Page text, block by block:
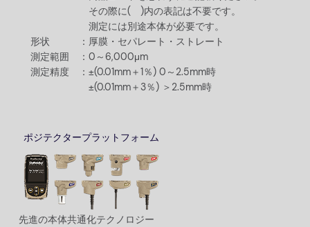
その際に( )内の表記は不要です。
測定には別途本体が必要です。
形状 ： 厚膜・セパレート・ストレート
測定範囲 ： 0～6,000μm
測定精度 ： ±(0.01mm＋1％) 0～2.5mm時
±(0.01mm＋3％) ＞2.5mm時
ポジテクタープラットフォーム
先進の本体共通化テクノロジー